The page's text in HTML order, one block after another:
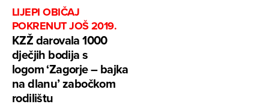
LIJEPI OBIČAJ
POKRENUT JOŠ 2019.
KZŽ darovala 1000
dječjih bodija s
logom ‘Zagorje – bajka
na dlanu’ zabočkom
rodilištu